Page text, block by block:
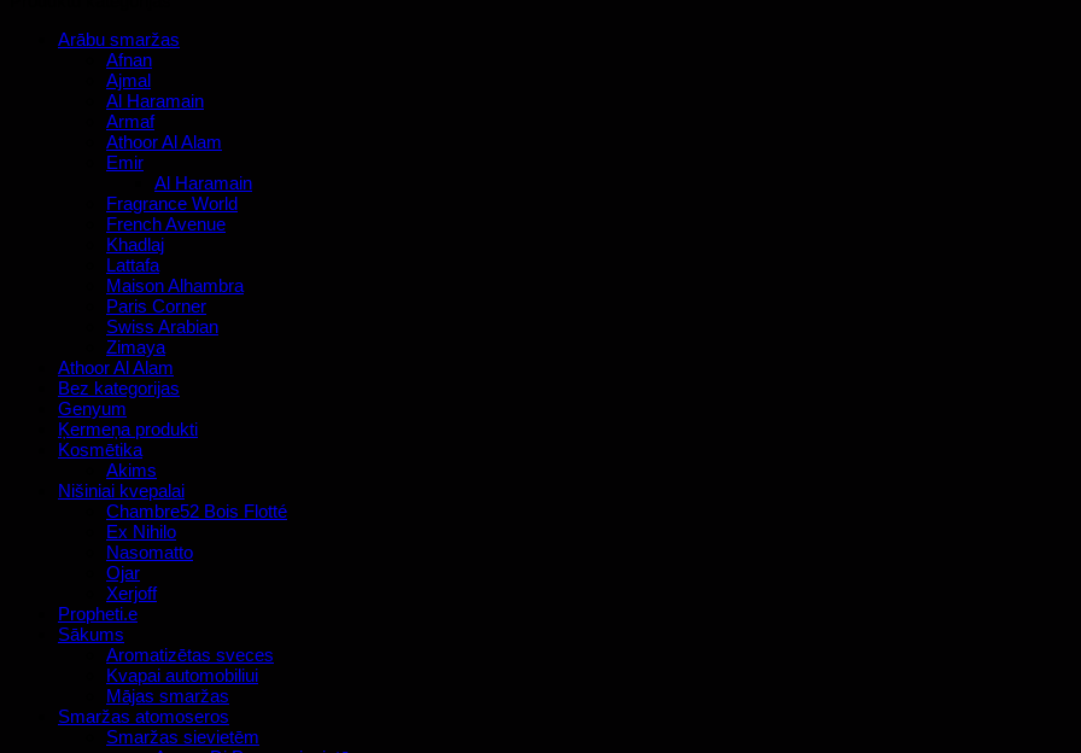
Arābu smaržas
Afnan
Ajmal
Al Haramain
Armaf
Athoor Al Alam
Emir
Al Haramain
Fragrance World
French Avenue
Khadlaj
Lattafa
Maison Alhambra
Paris Corner
Swiss Arabian
Zimaya
Athoor Al Alam
Bez kategorijas
Genyum
Ķermeņa produkti
Kosmētika
Akims
Nišiniai kvepalai
Chambre52 Bois Flotté
Ex Nihilo
Nasomatto
Ojar
Xerjoff
Propheti.e
Sākums
Aromatizētas sveces
Kvapai automobiliui
Mājas smaržas
Smaržas atomoseros
Smaržas sievietēm